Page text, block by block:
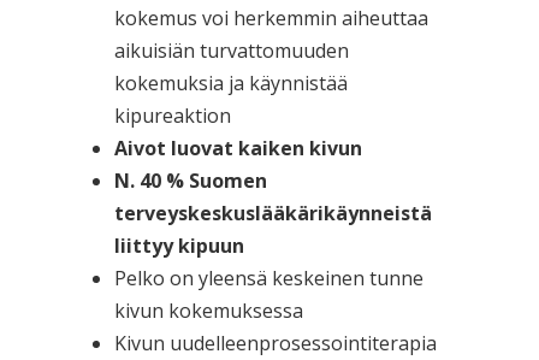
kokemus voi herkemmin aiheuttaa
aikuisiän turvattomuuden
kokemuksia ja käynnistää
kipureaktion
Aivot luovat kaiken kivun
N. 40 % Suomen
terveyskeskuslääkärikäynneistä
liittyy kipuun
Pelko on yleensä keskeinen tunne
kivun kokemuksessa
Kivun uudelleenprosessointiterapia